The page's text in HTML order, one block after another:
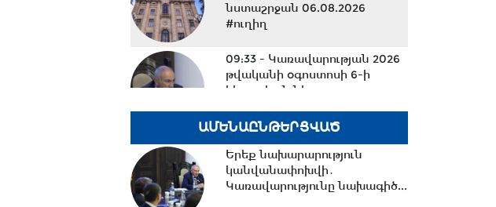
նստաշրջան 06.08.2026
#ուղիղ
09:33 - Կառավարության 2026
թվականի օգոստոսի 6-ի
հերթական նիստը...
20:45 -Սոցցանցերում
սուպերմարկետներից մեկի
անունից քաղաքացիներին...
ԱՄԵՆԱԸՆԹԵՐՑՎԱԾ
Երեք նախարարություն
կանվանափոխվի․
Կառավարությունը նախագիծ...